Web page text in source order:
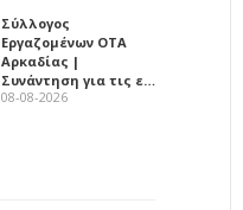
Σύλλογος
Εργαζομένων ΟΤΑ
Αρκαδίας |
Συνάντηση για τις ε…
08-08-2026